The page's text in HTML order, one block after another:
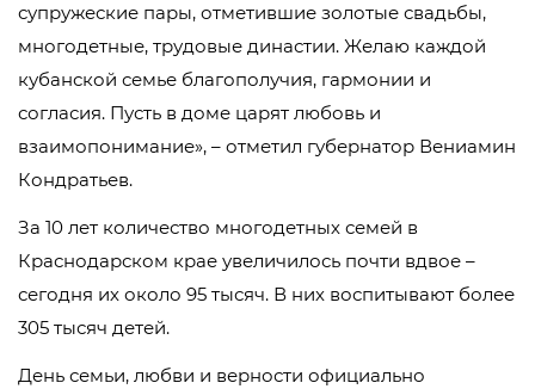
супружеские пары, отметившие золотые свадьбы,
многодетные, трудовые династии. Желаю каждой
кубанской семье благополучия, гармонии и
согласия. Пусть в доме царят любовь и
взаимопонимание», – отметил губернатор Вениамин
Кондратьев.
За 10 лет количество многодетных семей в
Краснодарском крае увеличилось почти вдвое –
сегодня их около 95 тысяч. В них воспитывают более
305 тысяч детей.
День семьи, любви и верности официально